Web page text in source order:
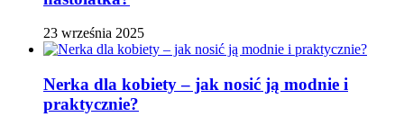
23 września 2025
Nerka dla kobiety – jak nosić ją modnie i
praktycznie?